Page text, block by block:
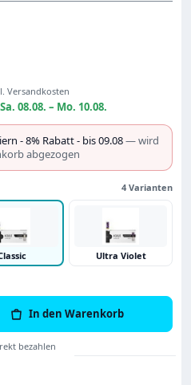
Versandkosten
08.08. – Mo. 10.08.
- 8% Rabatt - bis 09.08— wird
abgezogen
4 Varianten
Ultra Violet
den gewünschten
In den Warenkorb